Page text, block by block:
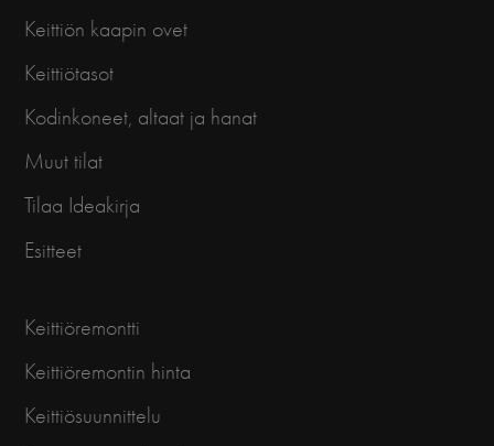
Keittiön kaapin ovet
Keittiötasot
Kodinkoneet, altaat ja hanat
Muut tilat
Tilaa Ideakirja
Esitteet
Keittiöremontti
Keittiöremontin hinta
Keittiösuunnittelu